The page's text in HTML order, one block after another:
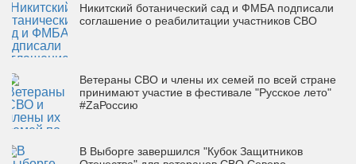
Никитский ботанический сад и ФМБА подписали
соглашение о реабилитации участников СВО
Ветераны СВО и члены их семей по всей стране
принимают участие в фестивале "Русское лето"
#ZaРоссию
В Выборге завершился "Кубок Защитников